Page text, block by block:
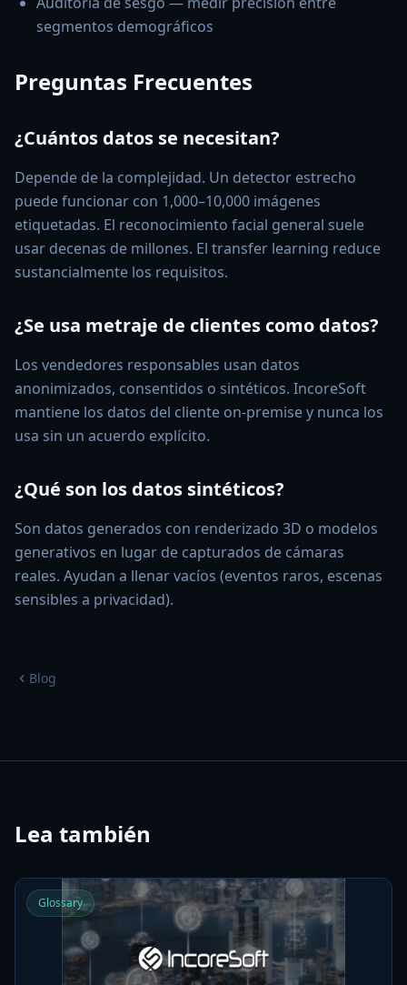
segmentos demográficos
Preguntas Frecuentes
¿Cuántos datos se necesitan?
Depende de la complejidad. Un detector estrecho
puede funcionar con 1,000–10,000 imágenes
etiquetadas. El reconocimiento facial general suele
usar decenas de millones. El transfer learning reduce
sustancialmente los requisitos.
¿Se usa metraje de clientes como datos?
Los vendedores responsables usan datos
anonimizados, consentidos o sintéticos. IncoreSoft
mantiene los datos del cliente on-premise y nunca los
usa sin un acuerdo explícito.
¿Qué son los datos sintéticos?
Son datos generados con renderizado 3D o modelos
generativos en lugar de capturados de cámaras
reales. Ayudan a llenar vacíos (eventos raros, escenas
sensibles a privacidad).
Blog
Lea también
Glossary